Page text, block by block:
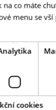
V Hraničním
menu z
na co máte
menu se vší
cookies